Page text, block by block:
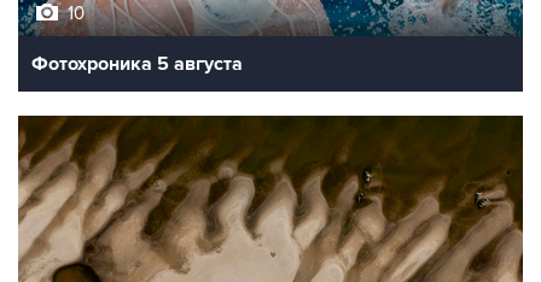
10
Фотохроника 5 августа